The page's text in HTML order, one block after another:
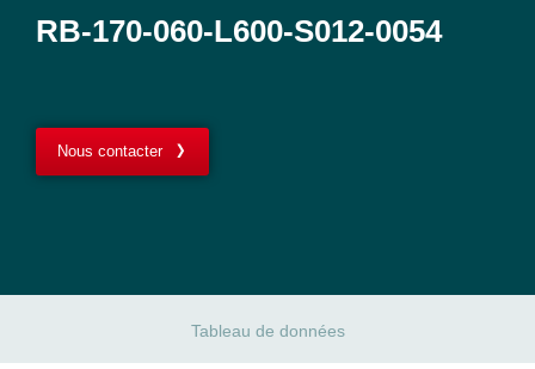
RB-170-060-L600-S012-0054
Nous contacter
Tableau de données